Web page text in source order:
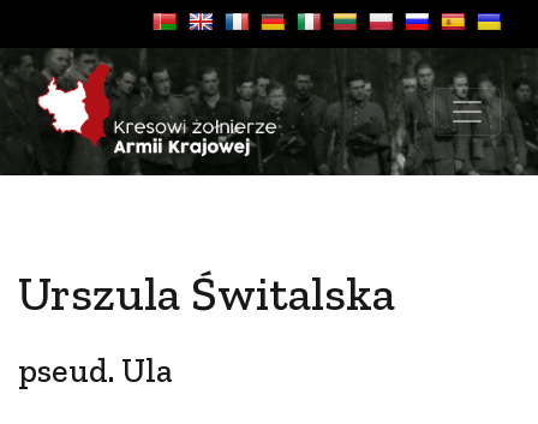
Urszula Świtalska
pseud. Ula